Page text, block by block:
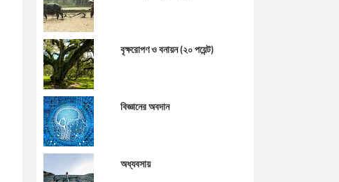
বৃক্ষরোপণ ও বনায়ন (২০ পয়েন্ট)
বিজ্ঞানের অবদান
অধ্যবসায়